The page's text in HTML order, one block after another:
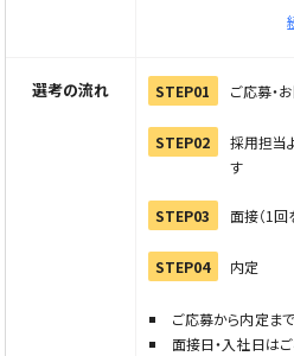
※メール応募の場合は
ムへ進み情報を入力の
えください
選考の流れ STEP01 ご応募・
STEP02
採用担当
す
STEP03 面接（1回
STEP04 内定
ご応募から内定ま
面接日・入社日は